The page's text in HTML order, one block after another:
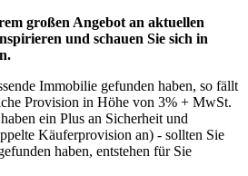
großen Angebot an aktuellen
und schauen Sie sich in
Immobilie gefunden haben, so fällt
Provision in Höhe von 3% + MwSt.
ein Plus an Sicherheit und
Käuferprovision an) - sollten Sie
haben, entstehen für Sie